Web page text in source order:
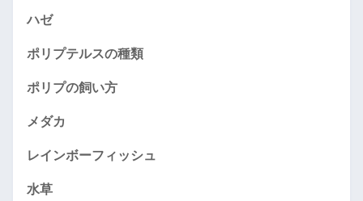
ハゼ
ポリプテルスの種類
ポリプの飼い方
メダカ
レインボーフィッシュ
水草